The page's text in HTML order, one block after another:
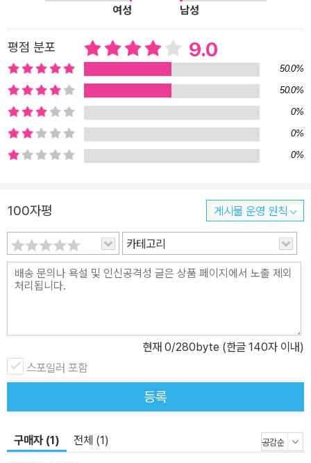
하기를 거부한다. 이 예시의 남편도 마찬가지다. 그는 대답 대신 아내
기는 소크라테스식 문답법이나 매한가지다.
_ 3. 싸우는 게 나쁜 건 아니지만 … 111쪽
보라 태넌은 그동안 남녀 또는 가족 구성원의 대화 방식에 대한 흥미
롭고 생생한 사례들을 연구해온 언어학자로, 어떻게 하면 가장 가까
운 사람들 사이의 관계를 개선시킬 수 있는지 저자만의 특별한 방법
들을 제시해왔다. 특히 전작 《그래도 당신을 이해하고 싶다》는 <뉴욕
타임스> 베스트셀러 목록에서 8개월 동안 1위를 차지하고 약 4년 동
안 순위권에 머물렀던 것으로 유명하다. 《가족이니까 그렇게 말해도
되는 줄 알았다》에서는 내 편인 줄 알았던 가족이 왜 적이 될 수밖에
없는지, 왜 싸우고 후회하는 일상을 반복하는지 보여주고, 더 이상 사
랑이란 말로 상처를 주고받지 않는 법을 알려준다. 가족의 ‘말’이 다른
는 것이 아니라 그 말이 상대방과의 관계에 대해 말한다고 생각되는
것(말투, 어휘 등), 곧 ‘메타메시지’에도 반응한다. 말하자면 겉뜻(메
시지)과 속뜻(메타메시지)이 다를 수 있는데, 이를 구별할 줄 알고 잘
활용하기만 해도 가족의 대화가 바뀌기 시작한다. 관계 개선의 가장
효과적인 방법은 ‘프레임 재설정’이다. 말하는 방식을 바꿔서 대화의
배반적 의미, 즉 '친밀함'의 의미와 '통제'의 의미를 지니고 있으며, 모
든 갈등은 이 두 가지 의미가 충돌함으로써 빚어진다. 만약 어떤 말이
나를 통제하려는 시도처럼 느껴진다면 그것이 한편으로 결속을 위한
말은 아닌지 헤아려야 한다. 그리고 내가 어디까지나 결속을 위한 말
비치진 않을지 조심해야 한다. 말에 대한 말하기가 필요하다 저자는
여성
남성
평점 분포 9.0
50.0%
50.0%
0%
0%
0%
100자평 게시물 운영 원칙
카테고리
현재 0/280byte (한글 140자 이내)
스포일러 포함
등록
구매자 (1) 전체 (1)